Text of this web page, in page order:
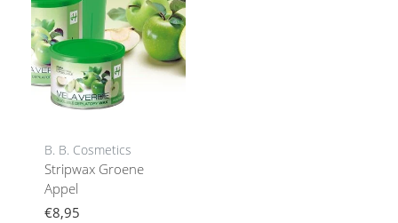
B. B. Cosmetics
Stripwax Groene
Appel
€8,95